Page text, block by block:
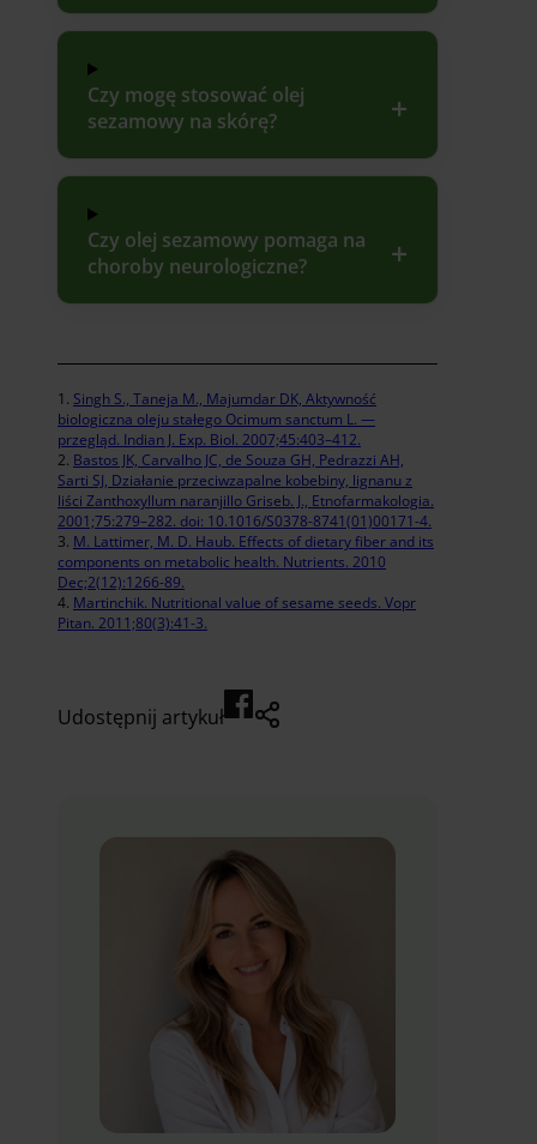
Czy mogę stosować olej
sezamowy na skórę?
Czy olej sezamowy pomaga na
choroby neurologiczne?
Singh S., Taneja M., Majumdar DK, Aktywność
biologiczna oleju stałego Ocimum sanctum L. —
przegląd. Indian J. Exp. Biol. 2007;45:403–412.
Bastos JK, Carvalho JC, de Souza GH, Pedrazzi AH,
Sarti SJ, Działanie przeciwzapalne kobebiny, lignanu z
liści Zanthoxyllum naranjillo Griseb. J., Etnofarmakologia.
2001;75:279–282. doi: 10.1016/S0378-8741(01)00171-4.
M. Lattimer, M. D. Haub. Effects of dietary fiber and its
components on metabolic health. Nutrients. 2010
Dec;2(12):1266-89.
Martinchik. Nutritional value of sesame seeds. Vopr
Pitan. 2011;80(3):41-3.
Udostępnij artykuł